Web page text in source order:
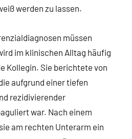
werden zu lassen.
müssen
im klinischen Alltag häufig
Kollegin. Sie berichtete von
aufgrund einer tiefen
rezidivierender
war. Nach einem
am rechten Unterarm ein